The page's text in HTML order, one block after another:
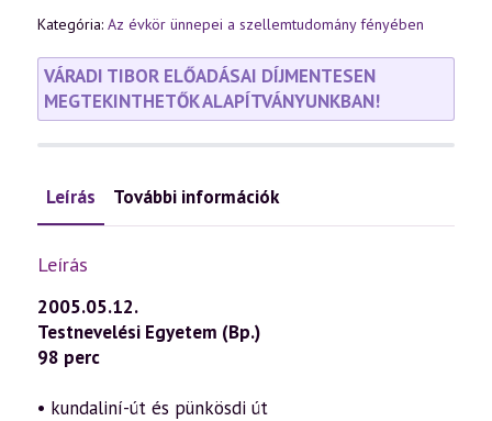
Kategória: Az évkör ünnepei a szellemtudomány fényében
VÁRADI TIBOR ELŐADÁSAI DÍJMENTESEN
MEGTEKINTHETŐK ALAPÍTVÁNYUNKBAN!
Leírás További információk
Leírás
2005.05.12.
Testnevelési Egyetem (Bp.)
98 perc
• kundaliní-út és pünkösdi út